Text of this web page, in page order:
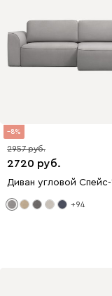
8
2720
2957
Диван угловой
+94